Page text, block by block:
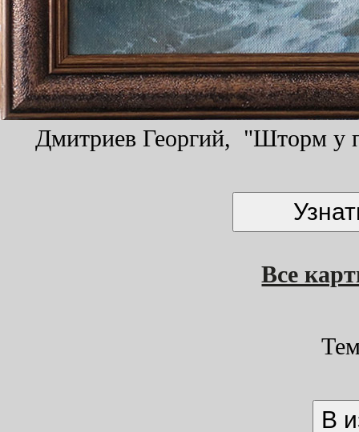
Дмитриев Георгий, "Шторм у
Все